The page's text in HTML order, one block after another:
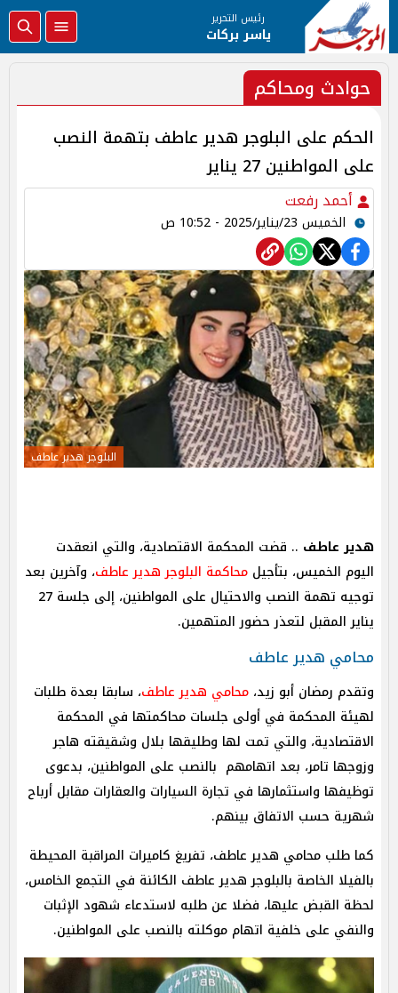
رئيس التحرير
ياسر بركات
حوادث ومحاكم
الحكم على البلوجر هدير عاطف بتهمة النصب
على المواطنين 27 يناير
أحمد رفعت
الخميس 23/يناير/2025 - 10:52 ص
البلوجر هدير عاطف
هدير عاطف .. قضت المحكمة الاقتصادية، والتي انعقدت
اليوم الخميس، بتأجيل محاكمة البلوجر هدير عاطف، وآخرين بعد
توجيه تهمة النصب والاحتيال على المواطنين، إلى جلسة 27
يناير المقبل لتعذر حضور المتهمين.
محامي هدير عاطف
وتقدم رمضان أبو زيد، محامي هدير عاطف، سابقا بعدة طلبات
لهيئة المحكمة في أولى جلسات محاكمتها في المحكمة
الاقتصادية، والتي تمت لها وطليقها بلال وشقيقته هاجر
وزوجها تامر، بعد اتهامهم بالنصب على المواطنين، بدعوى
توظيفها واستثمارها في تجارة السيارات والعقارات مقابل أرباح
شهرية حسب الاتفاق بينهم.
كما طلب محامي هدير عاطف، تفريغ كاميرات المراقبة المحيطة
بالفيلا الخاصة بالبلوجر هدير عاطف الكائنة في التجمع الخامس،
لحظة القبض عليها، فضلا عن طلبه لاستدعاء شهود الإثبات
والنفي على خلفية اتهام موكلته بالنصب على المواطنين.